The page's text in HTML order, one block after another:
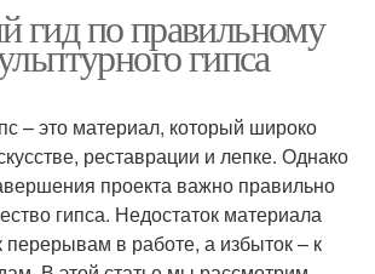
гид по правильному
гипса
– это материал, который широко
реставрации и лепке. Однако
проекта важно правильно
гипса. Недостаток материала
перерывам в работе, а избыток – к